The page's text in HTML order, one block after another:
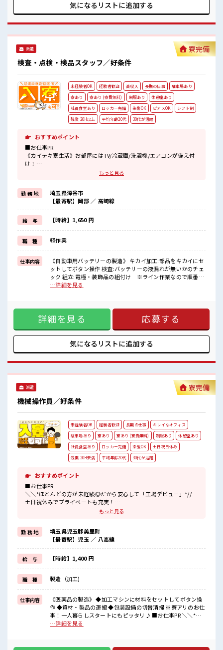
車通勤OK◎駐車場もあります♪
#ryo
大切にできる！ 趣味と仕事の両立もできそう！ ■職場の雰囲
気 20～30代の男性活躍中★ 持ち物が多いあなたにもぴったり
り！ 1食ワンコイン以下のお弁当も注文できる！ 車通勤OK◎
駐車場もあります♪ #ryo
気になるリストに追加する
派遣
検査・点検・検品スタッフ／好条件
寮完備
未経験者OK 経験者歓迎 高収入 長期の仕事
駐車場あり
寮あり
寮あり (寮費無料) 制服あり
休憩室あり
社員食堂あり
ロッカー完備 染髪OK ピアスOK
シフト制
残業 20H以上
平均年齢20代 30代が活躍
おすすめポイント
■お仕事PR
《カイテキ寮生活》お部屋にはTV/冷蔵庫/洗濯機/エアコンが備え付
け！
る好立地！
駐車場完備でマイカーの持ち込みOK！
現地までの赴任交通費支給！
《好条件とはコレだ》なんと…「高時給1600円」！
月収にすると…「36万円以上可」！
未経験の方も活躍中！
スキルを身につけてガッツリ稼ごう！
《ご褒美があればもっと頑張れる》お給料とは別に毎月「皆勤手当
8000円」GET！
■職場の雰囲気
親切・丁寧に教えてもらえるので未経験の方も安心！
工場スキルを身につけるチャンス！
もっと見る
勤 務 地
埼玉県深谷市
【最寄駅】岡部 ／ 高崎線
給 与 【時給】1,650 円
職 種 軽作業
仕事内容
《自動車用バッテリーの製造》 キカイ加工:部品をキカイにセ
ットしてボタン操作 検査:バッテリーの液漏れが無いかのチェ
ック 組立:電極・装飾品の組付け ※ライン作業なので順番通
りに組み付ければOK！ ※寮アリのお仕事！一人暮らしスター
円」！ スーパー/コンビニ/ディスカウントストアが徒歩や自
転車でスグ行ける好立地！ 駐車場完備でマイカーの持ち込み
OK！ 現地までの赴任交通費支給！ 《好条件とはコレだ》な
んと…「高時給1600円」！ 月収にすると…「36万円以上
可」！ 未経験の方も活躍中！ スキルを身につけてガッツリ稼
さん活躍中》制服・安全靴は無料貸与！ おいしい食堂/ロッカ
ー/休憩室完備！ 親切・丁寧に教えてもらえるので未経験の方
も安心！ 工場スキルを身につけるチャンス！ #ryo
…詳細を見る
詳細を見る 応募する
気になるリストに追加する
派遣
機械操作員／好条件
寮完備
未経験者OK 経験者歓迎 長期の仕事
キレイなオフィス
駐車場あり
寮あり 寮あり (寮費無料) 制服あり
休憩室あり
社員食堂あり
ロッカー完備 染髪OK
土日祝日休み
残業 20H未満
平均年齢20代 30代が活躍
おすすめポイント
■お仕事PR
＼＼*ほとんどの方が未経験◎だから安心して「工場デビュー」*//
土日祝休みでプライベートも充実！
キレイな職場なので抵抗なくスタートできちゃいます♪
安心の長期就業が可能！
さらにお仕事だけじゃない！
住まいだってご提供します(*≧∀≦)ゞ
(1)寮費は実質「0円」のワンルーム寮完備
(2)TV/冷蔵庫/洗濯機/エアコンなどは備え付け
(3)駐車場完備なのでマイカー持ち込みOK
■職場の雰囲気
敷地が広く、
キレイな工場で働けます！
髪型自由！
出勤前に余裕があるときは、
「今日の気分はコノ髪型◎」なんて楽しみ方も♪
もっと見る
勤 務 地
埼玉県児玉郡美里町
【最寄駅】児玉 ／ 八高線
給 与 【時給】1,400 円
職 種 製造（加工)
仕事内容
《医薬品の製造》 ◆加工マシンに材料をセットしてボタン操
作 ◆資材・製品の運搬 ◆包装設備の切替清掃 ※寮アリのお仕
事！一人暮らしスタートにもピッタリ♪ ■お仕事PR ＼＼*ほ
とんどの方が未経験◎だから安心して「工場デビュー」*// 土
州製薬(株)」◎ 安心の長期就業が可能！ さらにお仕事だけじ
…詳細を見る